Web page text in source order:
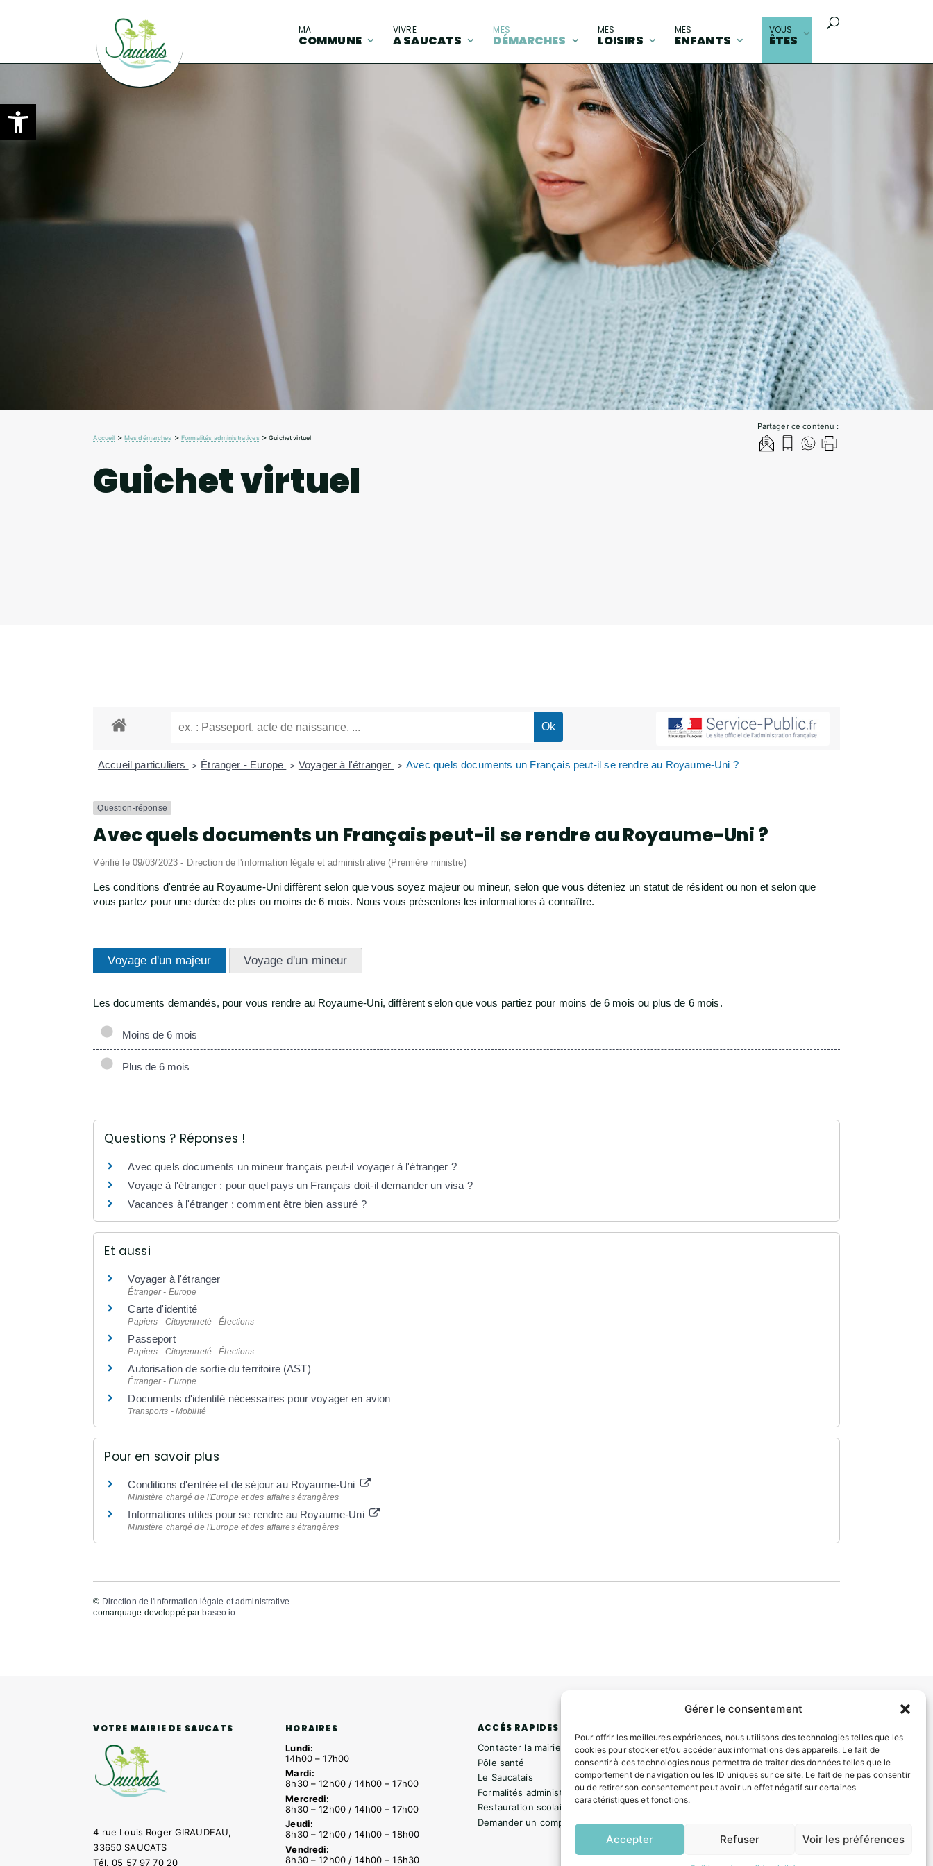
Ouvrir la barre d’outils
Gérer le consentement
Pour offrir les meilleures expériences, nous utilisons des technologies telles que les
cookies pour stocker et/ou accéder aux informations des appareils. Le fait de
consentir à ces technologies nous permettra de traiter des données telles que le
comportement de navigation ou les ID uniques sur ce site. Le fait de ne pas consentir
ou de retirer son consentement peut avoir un effet négatif sur certaines
caractéristiques et fonctions.
Accepter Refuser Voir les préférences
MA
COMMUNE
VIVRE
A SAUCATS
MES
DÉMARCHES
MES
LOISIRS
MES
ENFANTS
VOUS
ÊTES
Partager ce contenu :
Accueil > Mes démarches >Formalités administratives>Guichet virtuel
Guichet virtuel
Accueil particuliers > Étranger - Europe > Voyager à l'étranger > Avec quels documents un Français peut-il se rendre au Royaume-Uni ?
Question-réponse
Avec quels documents un Français peut-il se rendre au Royaume-Uni ?
Vérifié le 09/03/2023 - Direction de l'information légale et administrative (Première ministre)
Les conditions d'entrée au Royaume-Uni diffèrent selon que vous soyez majeur ou mineur, selon que vous déteniez un statut de résident ou non et selon que
vous partez pour une durée de plus ou moins de 6 mois. Nous vous présentons les informations à connaître.
Voyage d'un majeur Voyage d'un mineur
Les documents demandés, pour vous rendre au Royaume-Uni, diffèrent selon que vous partiez pour moins de 6 mois ou plus de 6 mois.
Moins de 6 mois
Plus de 6 mois
Questions ? Réponses !
Avec quels documents un mineur français peut-il voyager à l'étranger ?
Voyage à l'étranger : pour quel pays un Français doit-il demander un visa ?
Vacances à l'étranger : comment être bien assuré ?
Et aussi
Voyager à l'étranger
Étranger - Europe
Carte d'identité
Papiers - Citoyenneté - Élections
Passeport
Papiers - Citoyenneté - Élections
Autorisation de sortie du territoire (AST)
Étranger - Europe
Documents d'identité nécessaires pour voyager en avion
Transports - Mobilité
Pour en savoir plus
Conditions d'entrée et de séjour au Royaume-Uni
Ministère chargé de l'Europe et des affaires étrangères
Informations utiles pour se rendre au Royaume-Uni
Ministère chargé de l'Europe et des affaires étrangères
© Direction de l'information légale et administrative
comarquage developpé par baseo.io
VOTRE MAIRIE DE SAUCATS
4 rue Louis Roger GIRAUDEAU,
33650 SAUCATS
Tél.05 57 97 70 20
HORAIRES
Lundi:
14h00 – 17h00
Mardi:
8h30 – 12h00 / 14h00 – 17h00
Mercredi:
8h30 – 12h00 / 14h00 – 17h00
Jeudi:
8h30 – 12h00 / 14h00 – 18h00
Vendredi:
8h30 – 12h00 / 14h00 – 16h30
ACCÉS RAPIDES
Contacter la mairie
Pôle santé
Le Saucatais
Formalités administratives
Restauration scolaire
Demander un composteur
Mentions légales
Politique de confidentialité
Plan du site